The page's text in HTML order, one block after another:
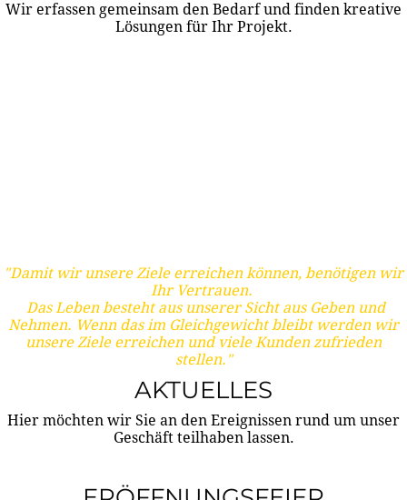
Wir erfassen gemeinsam den Bedarf und finden kreative
Lösungen für Ihr Projekt.
"Damit wir unsere Ziele erreichen können, benötigen wir
Ihr Vertrauen.
Das Leben besteht aus unserer Sicht aus Geben und
Nehmen. Wenn das im Gleichgewicht bleibt werden wir
unsere Ziele erreichen und viele Kunden zufrieden
stellen."
AKTUELLES
Hier möchten wir Sie an den Ereignissen rund um unser
Geschäft teilhaben lassen.